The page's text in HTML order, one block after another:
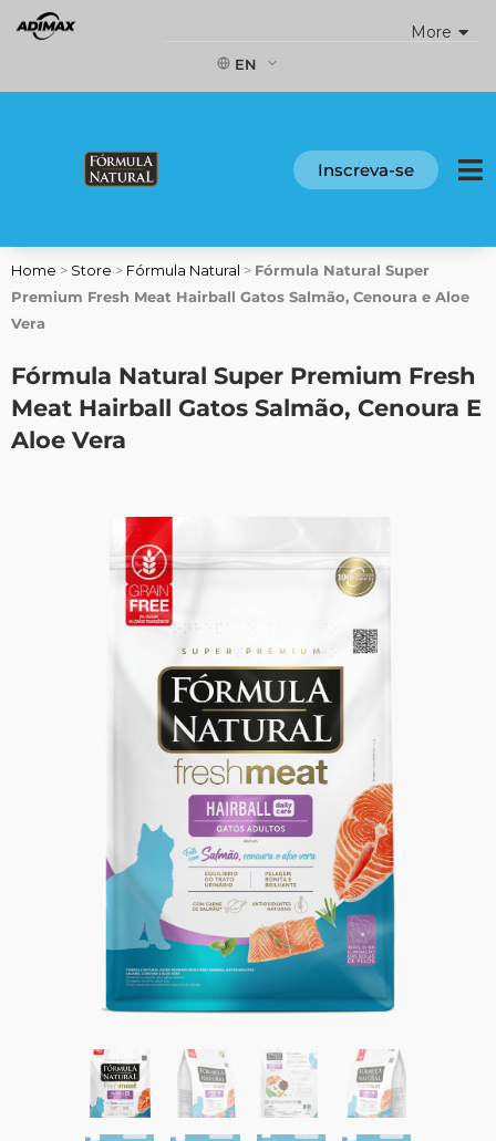
More
EN
Inscreva-se
Home > Store > Fórmula Natural > Fórmula Natural Super
Premium Fresh Meat Hairball Gatos Salmão, Cenoura e Aloe
Vera
Fórmula Natural Super Premium Fresh
Meat Hairball Gatos Salmão, Cenoura E
Aloe Vera